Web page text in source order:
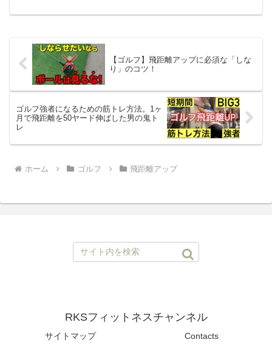
【ゴルフ】飛距離アップに必須な「しな
り」のコツ！
ゴルフ強者になるための筋トレ方法。1ヶ
月で飛距離を50ヤード伸ばした男の鬼ト
レ
ホーム ゴルフ 飛距離アップ
RKSフィットネスチャンネル
サイトマップ Contacts